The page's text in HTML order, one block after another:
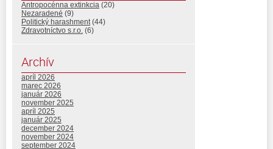
Antropocénna extinkcia (20)
Nezaradené (9)
Politický harashment(44)
Zdravotníctvo s.r.o. (6)
Archív
apríl 2026
marec 2026
január 2026
november 2025
apríl 2025
január 2025
december 2024
november 2024
september 2024